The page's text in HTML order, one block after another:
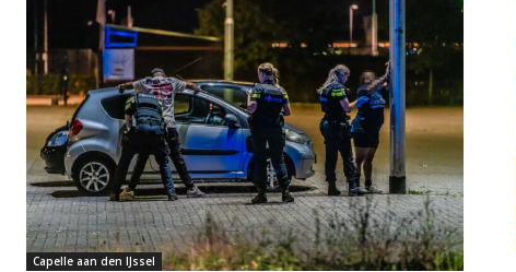
Capelle aan den IJssel